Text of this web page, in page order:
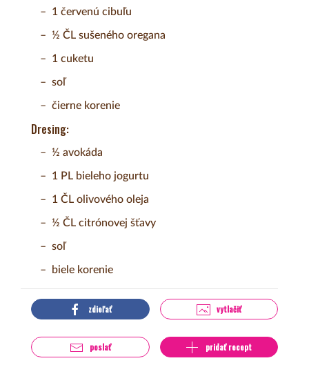
1 červenú cibuľu
½ ČL sušeného oregana
1 cuketu
soľ
čierne korenie
Dresing:
½ avokáda
1 PL bieleho jogurtu
1 ČL olivového oleja
½ ČL citrónovej šťavy
soľ
biele korenie
zdieľať vytlačiť
poslať pridať recept